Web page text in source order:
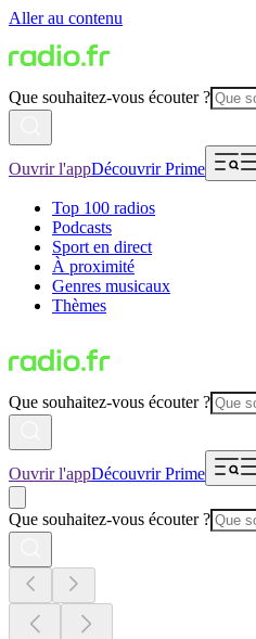
Aller au contenu
Que souhaitez-vous écouter ?
Ouvrir l'appDécouvrir Prime
Top 100 radios
Podcasts
Sport en direct
À proximité
Genres musicaux
Thèmes
Que souhaitez-vous écouter ?
Ouvrir l'appDécouvrir Prime
Que souhaitez-vous écouter ?